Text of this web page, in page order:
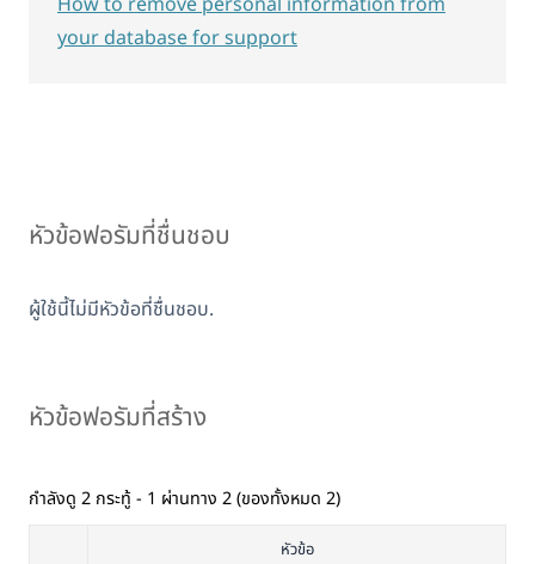
หัวข้อฟอรัมที่ชื่นชอบ
ผู้ใช้นี้ไม่มีหัวข้อที่ชื่นชอบ.
หัวข้อฟอรัมที่สร้าง
กำลังดู 2 กระทู้ - 1 ผ่านทาง 2 (ของทั้งหมด 2)
หัวข้อ
your database for support